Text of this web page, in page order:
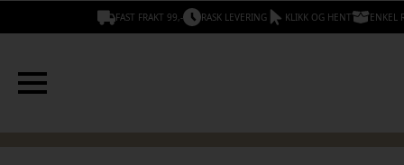
FAST FRAKT 99,- RASK LEVERING KLIKK OG HENT ENKEL